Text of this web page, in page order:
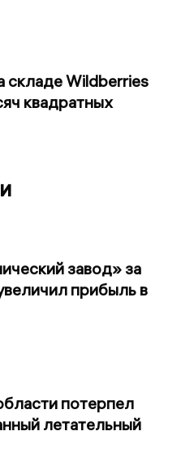
Wildberries
квадратных
завод» за
прибыль в
потерпел
летательный